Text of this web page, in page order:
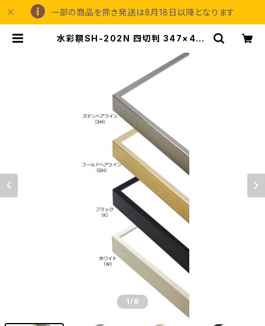
一部の商品を除き発送は8月18日以降となります
水彩額SH-202N 四切判 347×423
1 /6